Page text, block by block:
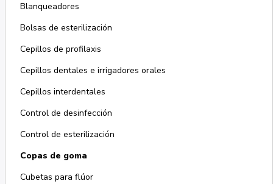
Blanqueadores
Bolsas de esterilización
Cepillos de profilaxis
Cepillos dentales e irrigadores orales
Cepillos interdentales
Control de desinfección
Control de esterilización
Copas de goma
Cubetas para flúor